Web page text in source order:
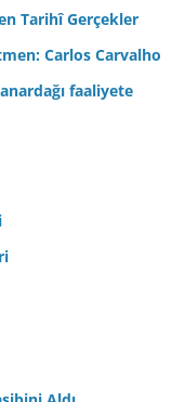
Tarihî Gerçekler
Carlos Carvalho
faaliyete